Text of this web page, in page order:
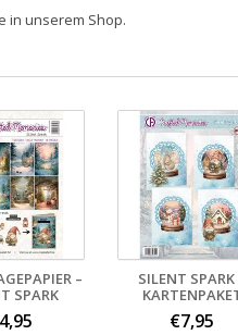
in unserem Shop.
–
SPARK
SILENT SPARK
€7,95